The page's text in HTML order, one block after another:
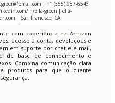
| +1 (555) 987-6543
in/ella-green | ella-
| San Francisco, CA
com experiência na Amazon
acesso à conta, devoluções e
em suporte por chat e e-mail,
de base de conhecimento e
Combina comunicação clara
produtos para que o cliente